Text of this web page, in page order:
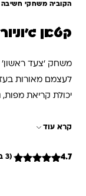
הקוביה משחקי חשיבה
קטאן ג'וניור
משחק ‘צעד ראשון’
לעצמם מאורות
יכולת קריאת מפות,
קרא עוד
4.7 (3 ביקורות)